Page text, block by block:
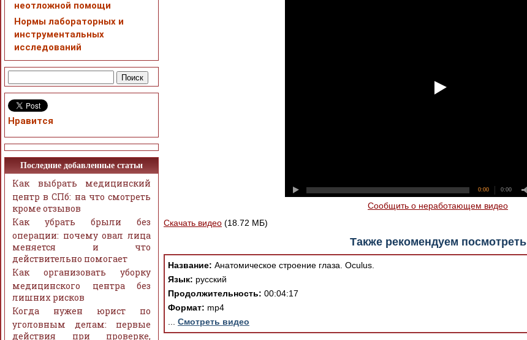
0:00 0:00
Сообщить о неработающем видео
Скачать видео (18.72 МБ)
Также рекомендуем посмотреть
Название: Анатомическое строение глаза. Оculus.
Язык: русский
Продолжительность: 00:04:17
Формат: mp4
Смотреть видео
неотложной помощи
Нормы лабораторных и
инструментальных
исследований
Нравится
Последние добавленные статьи
Как выбрать медицинский
центр в СПб: на что смотреть
кроме отзывов
Как убрать брыли без
операции: почему овал лица
меняется и что
действительно помогает
Как организовать уборку
медицинского центра без
лишних рисков
Когда нужен юрист по
уголовным делам: первые
действия при проверке,